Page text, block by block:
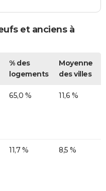
et anciens à
% des
logements
Moyenne
des villes
65,0 % 11,6 %
11,7 % 8,5 %